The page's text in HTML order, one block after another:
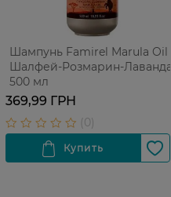
Шампунь Famirel Marula Oil
Шалфей-Розмарин-Лаванда
500 мл
369,99 ГРН